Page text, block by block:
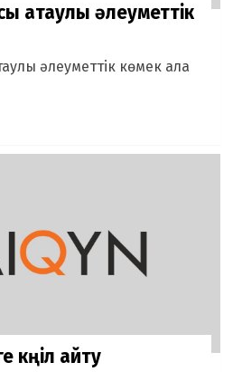
атаулы әлеуметтік
әлеуметтік көмек ала
көңіл айту